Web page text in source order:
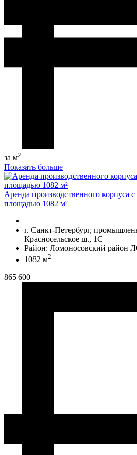
за м2
Показать больше
Аренда производственного корпуса
площадью 1082 м²
г. Санкт-Петербург,
Красносельское ш., 1С
Район: Ломоносовский район
1082 м2
865 600